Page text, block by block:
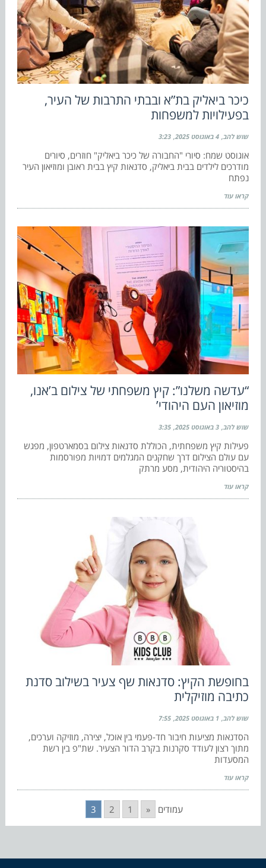
כיכר ביאליק בת”א ובבתי התרבות של העיר,
בפעילויות למשפחות
שוש להב 4 באוגוסט 2025 3:23
אוגוסט שמח: סיורי "החבורה של כיכר ביאליק" חוזרים, סיורים
מודרכים לילדים בבית ביאליק, סדנאות קיץ בבית ראובן ומוזיאון העיר
נפתח
קראו עוד
“עדשה משלנו”: קיץ משפחתי של צילום ב’אנו,
מוזיאון העם היהודי’
שוש להב 3 באוגוסט 2025 3:35
פעילות קיץ משפחתית, הכוללת סדנאות צילום בסמארטפון, מפגש
עם עולם הצילום דרך שחקנים המגלמים דמויות מפורסמות
בהיסטוריה היהודית, מסע מרתק
קראו עוד
בחופשת הקיץ: סדנאות שף צעיר בשילוב סדנת
כתיבה מוזיקלית
שוש להב 1 באוגוסט 2025 7:55
הסדנאות מציעות חיבור חד-פעמי בין אוכל, יצירה, מוזיקה וערכים,
מתוך רצון לעודד סקרנות בקרב הדור הצעיר. שת"פ בין רשת
המסעדות
קראו עוד
עמודים «
1
2
3